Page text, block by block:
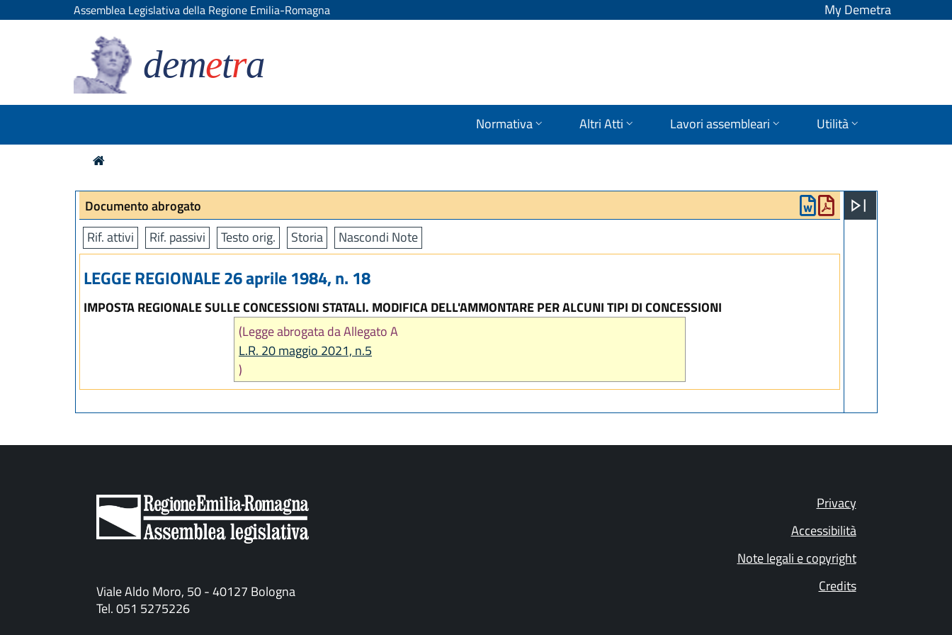
Assemblea Legislativa della Regione Emilia-Romagna My Demetra
demetra
Normativa Altri Atti Lavori assembleari Utilità
Documento abrogato
Rif. attivi
Rif. passivi Testo orig. Storia Nascondi Note
LEGGE REGIONALE 26 aprile 1984, n. 18
IMPOSTA REGIONALE SULLE CONCESSIONI STATALI. MODIFICA DELL'AMMONTARE PER ALCUNI TIPI DI CONCESSIONI
(Legge abrogata da Allegato A
L.R. 20 maggio 2021, n.5
)
Viale Aldo Moro, 50 - 40127 Bologna
Tel. 051 5275226
Privacy
Accessibilità
Note legali e copyright
Credits